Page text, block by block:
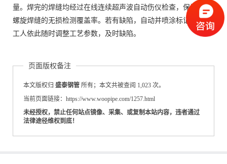
量。焊完的焊缝均经过在线连续超声波自动伤仪检查，保证了的
螺旋焊缝的无损检测覆盖率。若有缺陷，自动并喷涂标记，生产
工人依此随时调整工艺参数，及时缺陷。
页面版权备注
本文版权归 盛泰钢管 所有；本文共被查阅 1,023 次。
当前页面链接：https://www.woopipe.com/1257.html
未经授权，禁止任何站点镜像、采集、或复制本站内容，违者通过
法律途径维权到底！